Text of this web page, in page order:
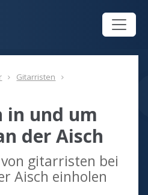
Gitarristen
in und um
der Aisch
gitarristen bei
Aisch einholen